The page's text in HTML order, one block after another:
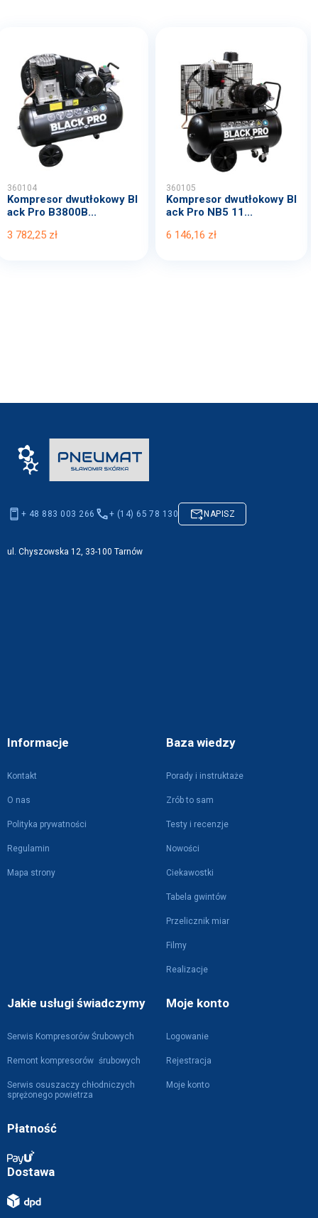
360104
Kompresor dwutłokowy Bl
ack Pro B3800B...
3 782,25 zł
360105
Kompresor dwutłokowy Bl
ack Pro NB5 11...
6 146,16 zł
Informacje
Kontakt
O nas
Polityka prywatności
Regulamin
Mapa strony
Baza wiedzy
Porady i instruktaże
Zrób to sam
Testy i recenzje
Nowości
Ciekawostki
Tabela gwintów
Przelicznik miar
Filmy
Realizacje
Jakie usługi świadczymy
Serwis Kompresorów Śrubowych
Remont kompresorów śrubowych
Serwis osuszaczy chłodniczych
sprężonego powietrza
Moje konto
Logowanie
Rejestracja
Moje konto
Płatność
Dostawa
+ 48 883 003 266 + (14) 65 78 130 NAPISZ
ul. Chyszowska 12, 33-100 Tarnów